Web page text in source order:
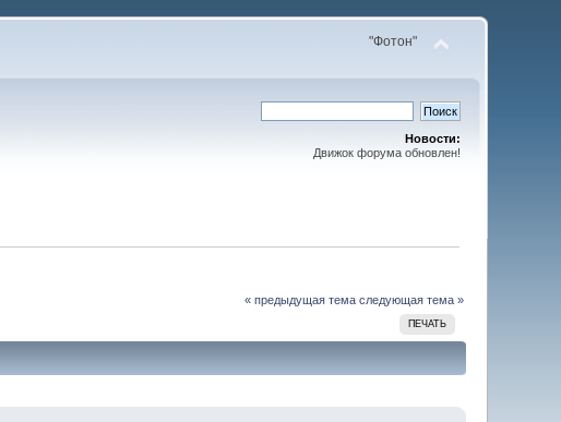
"Фотон"
Новости:
Движок форума обновлен!
« предыдущая тема следующая тема »
ПЕЧАТЬ